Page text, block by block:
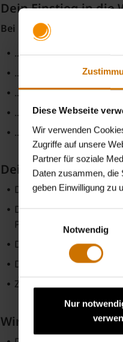
Diese Webseite
Wir verwenden
Zugriffe auf unsere
Partner für soziale
Daten zusammen, die
geben Einwilligung zu
Einwilligungsauswahl
Notwendig
Nur
Dein Einstieg in die
Bei uns bist du richtig,
... du die
... du motiviert bist,
... du Lust hast, in
... du dich für
... du Freude am
Deine Aufgaben:
Du erhältest Einblicke
Du planst und
Pflegeversicherung.
Du siehst, wie
Du arbeitest papierlos
Zudem wirkst du aktiv
Wir bieten dir: